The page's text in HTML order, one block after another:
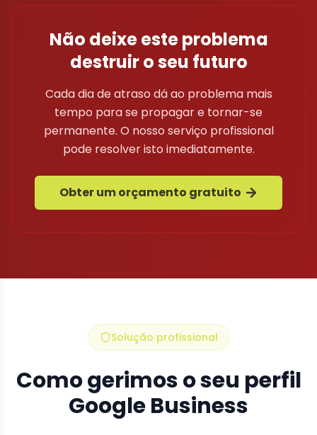
Não deixe este problema
destruir o seu futuro
Cada dia de atraso dá ao problema mais
tempo para se propagar e tornar-se
permanente. O nosso serviço profissional
pode resolver isto imediatamente.
Obter um orçamento gratuito
Solução profissional
Como gerimos o seu perfil
Google Business